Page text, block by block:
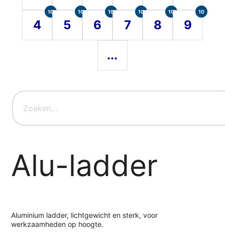
4
10
5
10
6
10
7
10
8
10
9
10
...
Alu-ladder
Aluminium ladder, lichtgewicht en sterk, voor
werkzaamheden op hoogte.